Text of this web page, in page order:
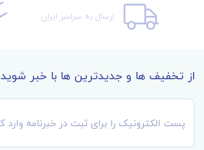
ارسال به سراسر ایران
از تخفیف ها و جدیدترین ها با خبر شوید